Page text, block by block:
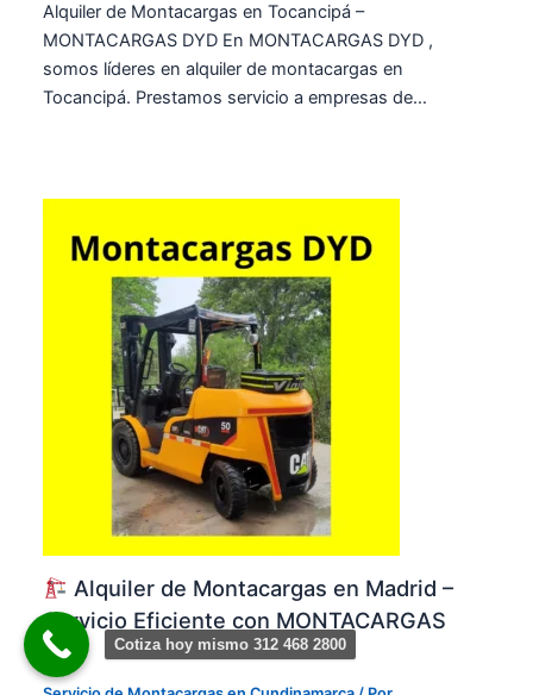
Alquiler de Montacargas en Tocancipá –
MONTACARGAS DYD En MONTACARGAS DYD ,
somos líderes en alquiler de montacargas en
Tocancipá. Prestamos servicio a empresas de…
Alquiler de Montacargas en Madrid –
Servicio Eficiente con MONTACARGAS
DYD
Cotiza hoy mismo 312 468 2800